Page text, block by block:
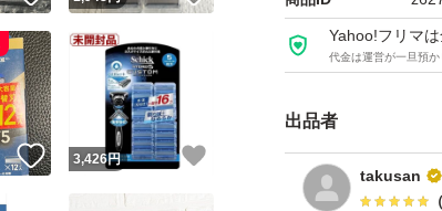
Yahoo!フリマ
代金は運営が一旦預
出品者
takusan
（
いいね！
3,426円